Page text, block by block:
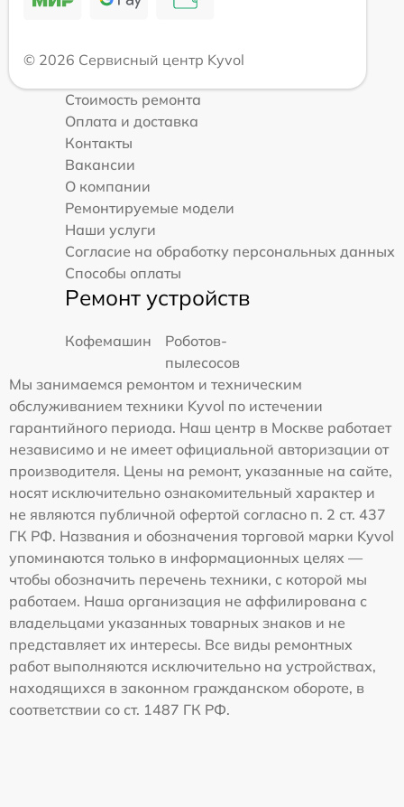
© 2026 Сервисный центр Kyvol
Стоимость ремонта
Оплата и доставка
Контакты
Вакансии
О компании
Ремонтируемые модели
Наши услуги
Согласие на обработку персональных данных
Способы оплаты
Ремонт устройств
Кофемашин
Роботов-
пылесосов
Мы занимаемся ремонтом и техническим
обслуживанием техники Kyvol по истечении
гарантийного периода. Наш центр в Москве работает
независимо и не имеет официальной авторизации от
производителя. Цены на ремонт, указанные на сайте,
носят исключительно ознакомительный характер и
не являются публичной офертой согласно п. 2 ст. 437
ГК РФ. Названия и обозначения торговой марки Kyvol
упоминаются только в информационных целях —
чтобы обозначить перечень техники, с которой мы
работаем. Наша организация не аффилирована с
владельцами указанных товарных знаков и не
представляет их интересы. Все виды ремонтных
работ выполняются исключительно на устройствах,
находящихся в законном гражданском обороте, в
соответствии со ст. 1487 ГК РФ.